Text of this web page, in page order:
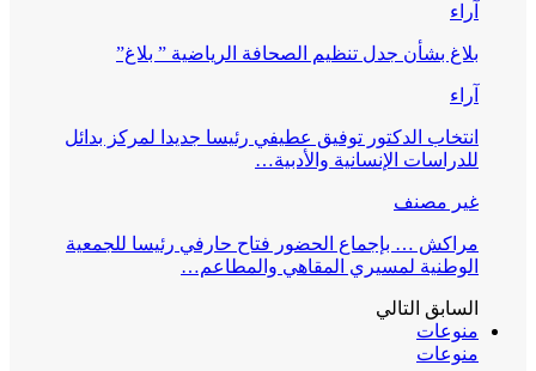
آراء
بلاغ بشأن جدل تنظيم الصحافة الرياضية ” بلاغ”
آراء
انتخاب الدكتور توفيق عطيفي رئيسا جديدا لمركز بدائل
للدراسات الإنسانية والأدبية…
غير مصنف
مراكش … بإجماع الحضور فتاح حارفي رئيسا للجمعية
الوطنية لمسيري المقاهي والمطاعم…
السابق التالي
منوعات
منوعات